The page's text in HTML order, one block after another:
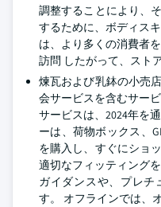
調整することにより、
するために、ボディス
は、より多くの消費者
訪問 したがって、スト
煉瓦および乳鉢の小売
会サービスを含むサー
サービスは、2024年を
ーは、荷物ボックス、
を購入し、すぐにショ
適切なフィッティング
ガイダンスや、プレチ
す。 オフラインでは、